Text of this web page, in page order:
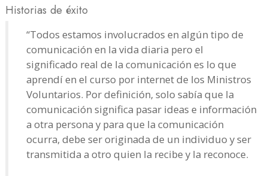
Historias de éxito
“Todos estamos involucrados en algún tipo de
comunicación en la vida diaria pero el
significado real de la comunicación es lo que
aprendí en el curso por internet de los Ministros
Voluntarios. Por definición, solo sabía que la
comunicación significa pasar ideas e información
a otra persona y para que la comunicación
ocurra, debe ser originada de un individuo y ser
transmitida a otro quien la recibe y la reconoce.